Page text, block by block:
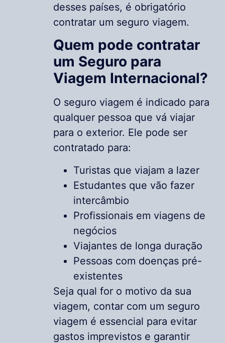
desses países, é obrigatório
contratar um seguro viagem.
Quem pode contratar
um Seguro para
Viagem Internacional?
O seguro viagem é indicado para
qualquer pessoa que vá viajar
para o exterior. Ele pode ser
contratado para:
Turistas que viajam a lazer
Estudantes que vão fazer
intercâmbio
Profissionais em viagens de
negócios
Viajantes de longa duração
Pessoas com doenças pré-
existentes
Seja qual for o motivo da sua
viagem, contar com um seguro
viagem é essencial para evitar
gastos imprevistos e garantir